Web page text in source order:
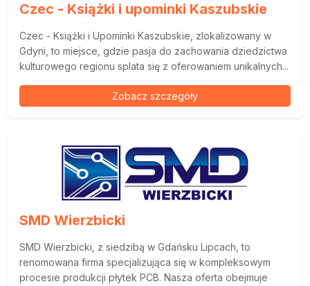
Czec - Książki i upominki Kaszubskie
Czec - Książki i Upominki Kaszubskie, zlokalizowany w
Gdyni, to miejsce, gdzie pasja do zachowania dziedzictwa
kulturowego regionu splata się z oferowaniem unikalnych...
Zobacz szczegóły
SMD Wierzbicki
SMD Wierzbicki, z siedzibą w Gdańsku Lipcach, to
renomowana firma specjalizująca się w kompleksowym
procesie produkcji płytek PCB. Nasza oferta obejmuje